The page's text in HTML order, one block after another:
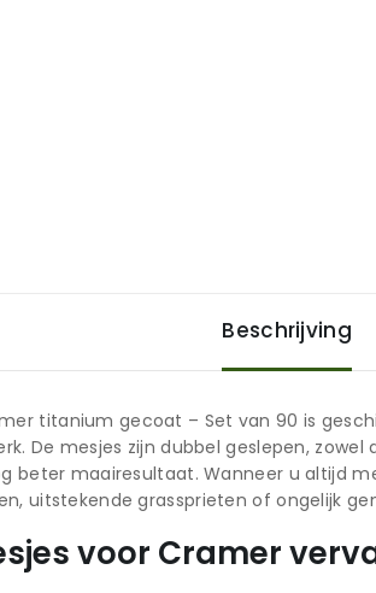
Beschrijving
titanium gecoat – Set van 90 is
De mesjes zijn dubbel geslepen,
beter maairesultaat. Wanneer u altijd
uitstekende grassprieten of ongelijk
voor Cramer